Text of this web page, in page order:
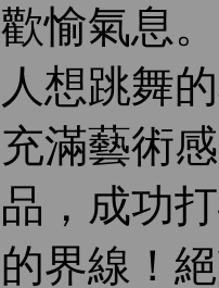
歡愉氣息
人想跳舞
充滿藝術
品，成功
的界線！